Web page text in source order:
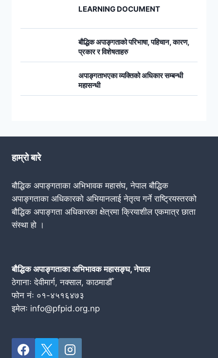
LEARNING DOCUMENT
बौद्धिक अपाङ्गताको परिभाषा, पहिचान, कारण,
प्रकार र विशेषताहरु
अपाङ्गताभएका व्यक्तिको अधिकार सम्बन्धी
महासन्धी
हाम्रो बारे
बौद्धिक अपाङ्गताका अभिभावक महासंघ, नेपाल बौद्धिक
अपाङ्गताका अधिकारको अभियानलाई नेतृत्व गर्ने राष्ट्रियस्तरको
बौद्धिक अपाङ्गता अधिकारका क्षेत्रमा क्रियाशील एकमात्र छाता
संस्था हो ।
बौद्धिक अपाङ्गताका अभिभावक महासङ्घ, नेपाल
ठेगानाः देवीमार्ग, नक्साल, काठमाडौँ
फोन नंः ०१-४५१६४७३
इमेलः info@pfpid.org.np